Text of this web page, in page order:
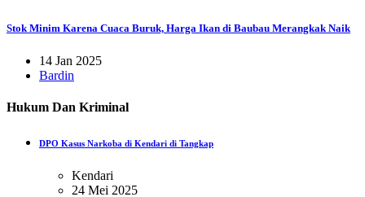
Stok Minim Karena Cuaca Buruk, Harga Ikan di Baubau Merangkak Naik
14 Jan 2025
Bardin
Hukum Dan Kriminal
DPO Kasus Narkoba di Kendari di Tangkap
Kendari
24 Mei 2025